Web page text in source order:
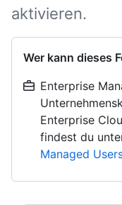
aktivieren.
Wer kann dieses
Enterprise
Enterprise
findest du
Managed